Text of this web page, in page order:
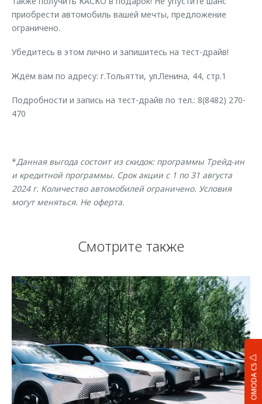
OMODA C5
приобрести автомобиль вашей мечты, предложение
ограничено.
Убедитесь в этом лично и запишитесь на тест-драйв!
Ждём вам по адресу: г.Тольятти, ул.Ленина, 44, стр.1
Подробности и запись на тест-драйв по тел.: 8(8482) 270-
470
*Данная выгода состоит из скидок: программы Трейд-ин
и кредитной программы. Срок акции с 1 по 31 августа
2024 г. Количество автомобилей ограничено. Условия
могут меняться. Не оферта.
Смотрите также